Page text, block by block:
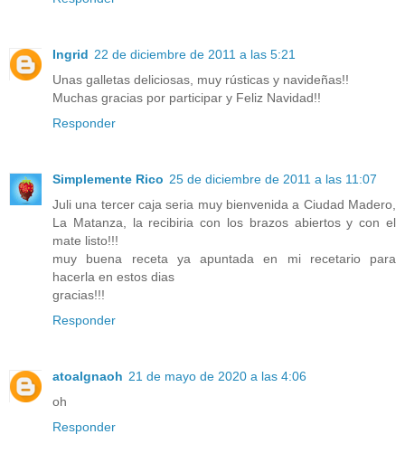
Ingrid 22 de diciembre de 2011 a las 5:21
Unas galletas deliciosas, muy rústicas y navideñas!!
Muchas gracias por participar y Feliz Navidad!!
Responder
Simplemente Rico 25 de diciembre de 2011 a las 11:07
Juli una tercer caja seria muy bienvenida a Ciudad Madero,
La Matanza, la recibiria con los brazos abiertos y con el
mate listo!!!
muy buena receta ya apuntada en mi recetario para
hacerla en estos dias
gracias!!!
Responder
atoalgnaoh 21 de mayo de 2020 a las 4:06
oh
Responder